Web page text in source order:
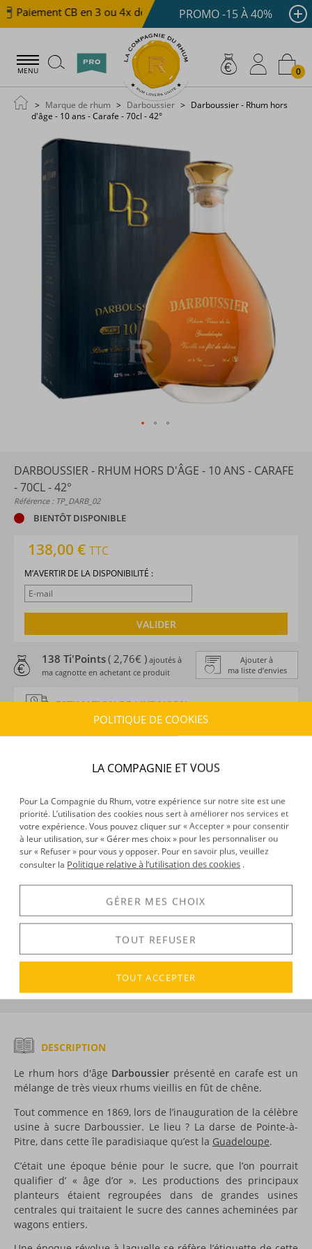
Paiement CB en 3 ou 4x dès 100 € Livraison offerte
PROMO -15 À 40%
MENU 0
Marque de rhum Darboussier
Darboussier - Rhum hors
d'âge - 10 ans - Carafe - 70cl - 42°
DARBOUSSIER - RHUM HORS D'ÂGE - 10 ANS - CARAFE
- 70CL - 42°
Référence : TP_DARB_02
BIENTÔT DISPONIBLE
138,00 € TTC
M’AVERTIR DE LA DISPONIBILITÉ :
VALIDER
Ajouter à
ma liste d’envies
138 Ti'Points( 2,76€ ) ajoutés à
ma cagnotte en achetant ce produit
ESTIMATION DE LIVRAISON
Entre le07/08/2026et le10/08/2026
Frais :À partir de 9,90 € ( )
Type d’alcool :Rhum traditionnel
Provenance :Guadeloupe
Distillation : Colonne
Environnement de vieillissement :Tropical
Carafe livrée sans étui
DÉCOUVERTE
Voir tous les produits :Darboussier
DESCRIPTION
Le rhum hors d'âge Darboussier présenté en carafe est un
mélange de très vieux rhums vieillis en fût de chêne.
Tout commence en 1869, lors de l’inauguration de la célèbre
usine à sucre Darboussier. Le lieu ? La darse de Pointe-à-
Pitre, dans cette île paradisiaque qu’est la Guadeloupe.
C’était une époque bénie pour le sucre, que l’on pourrait
qualifier d’ « âge d’or ». Les productions des principaux
planteurs étaient regroupées dans de grandes usines
centrales qui traitaient le sucre des cannes acheminées par
wagons entiers.
POLITIQUE DE COOKIES
LA COMPAGNIE ET VOUS
Pour La Compagnie du Rhum, votre expérience sur notre site est une
priorité. L’utilisation des cookies nous sert à améliorer nos services et
votre expérience. Vous pouvez cliquer sur « Accepter » pour consentir
à leur utilisation, sur « Gérer mes choix » pour les personnaliser ou
sur « Refuser » pour vous y opposer. Pour en savoir plus, veuillez
consulter la Politique relative à l’utilisation des cookies .
GÉRER MES CHOIX
TOUT REFUSER
TOUT ACCEPTER